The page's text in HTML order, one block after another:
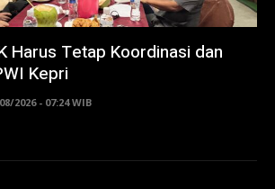
Harus Tetap Koordinasi dan
Kepri
2026 - 07:24 WIB